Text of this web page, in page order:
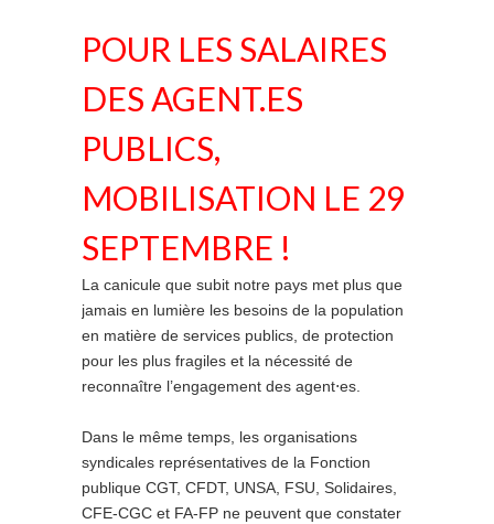
POUR LES SALAIRES
DES AGENT.ES
PUBLICS,
MOBILISATION LE 29
SEPTEMBRE !
La canicule que subit notre pays met plus que
jamais en lumière les besoins de la population
en matière de services publics, de protection
pour les plus fragiles et la nécessité de
reconnaître l’engagement des agent⋅es.
Dans le même temps, les organisations
syndicales représentatives de la Fonction
publique CGT, CFDT, UNSA, FSU, Solidaires,
CFE-CGC et FA-FP ne peuvent que constater